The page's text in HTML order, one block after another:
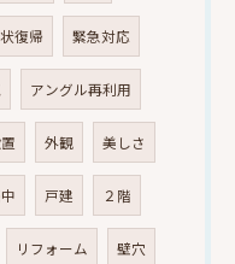
復帰 緊急対応
アングル再利用
外観 美しさ
戸建 ２階
リフォーム 壁穴